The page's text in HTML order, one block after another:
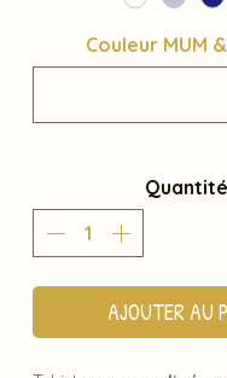
Couleur MUM
Quantité
AJOUTER AU